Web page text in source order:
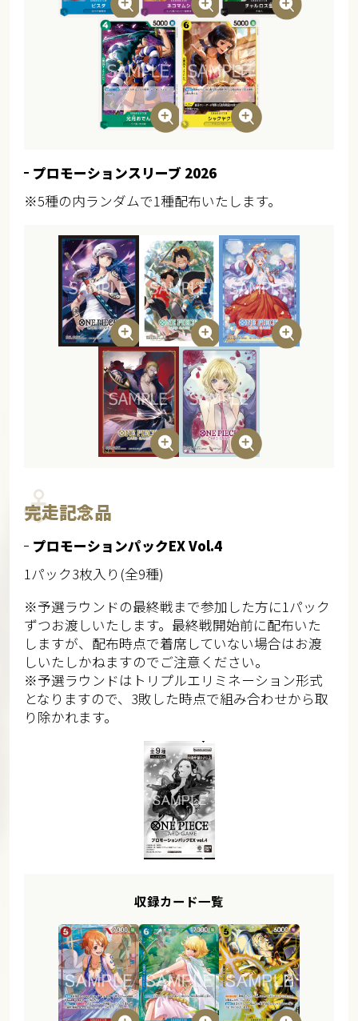
プロモーションスリーブ 2026
※5種の内ランダムで1種配布いたします。
完走記念品
プロモーションパックEX Vol.4
1パック3枚入り(全9種)
※予選ラウンドの最終戦まで参加した方に1パック
ずつお渡しいたします。最終戦開始前に配布いた
しますが、配布時点で着席していない場合はお渡
しいたしかねますのでご注意ください。
※予選ラウンドはトリプルエリミネーション形式
となりますので、3敗した時点で組み合わせから取
り除かれます。
収録カード一覧